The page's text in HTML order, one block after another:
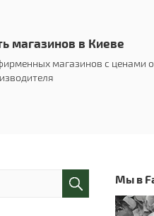
магазинов в Киеве
магазинов с ценами
Мы в